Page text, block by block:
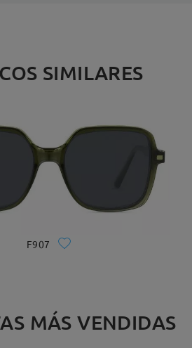
SIMILARES
F907
MÁS VENDIDAS